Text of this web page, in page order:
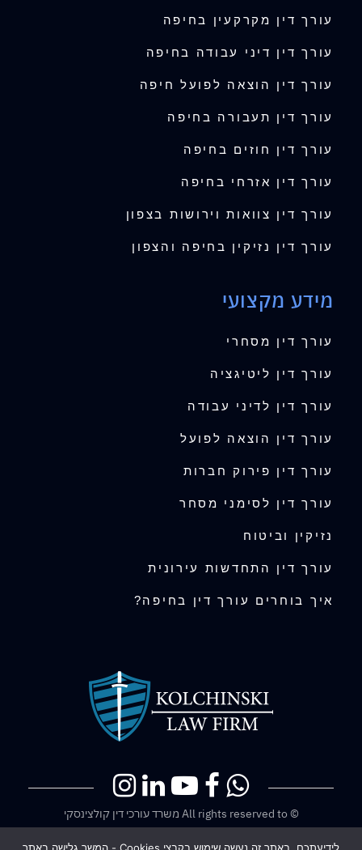
עורך דין מקרקעין בחיפה
עורך דין דיני עבודה בחיפה
עורך דין הוצאה לפועל חיפה
עורך דין תעבורה בחיפה
עורך דין חוזים בחיפה
עורך דין אזרחי בחיפה
עורך דין צוואות וירושות בצפון
עורך דין נזיקין בחיפה והצפון
מידע מקצועי
עורך דין מסחרי
עורך דין ליטיגציה
עורך דין לדיני עבודה
עורך דין הוצאה לפועל
עורך דין פירוק חברות
עורך דין לסימני מסחר
נזיקין וביטוח
עורך דין התחדשות עירונית
איך בוחרים עורך דין בחיפה?
© All rights reserved to משרד עורכי דין קולצינסקי